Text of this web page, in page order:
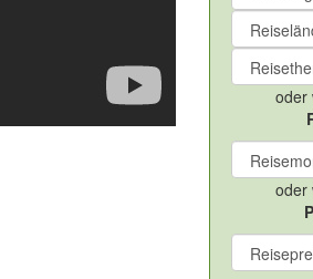
oder
oder